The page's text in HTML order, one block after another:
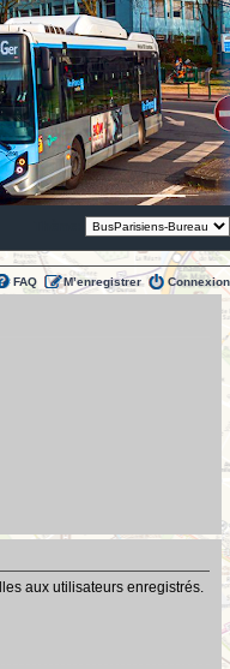
FAQ M’enregistrer Connexion
aux utilisateurs enregistrés.